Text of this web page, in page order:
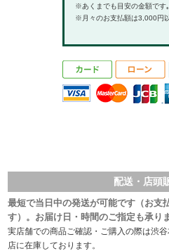
※あくまでも目安の金額です
※月々のお支払額は3,000円
配送・店頭
最短で当日中の発送が可能です（お支
す）。お届け日・時間のご指定も承りま
実店舗での商品ご確認・ご購入の際は渋
店に在庫しております。